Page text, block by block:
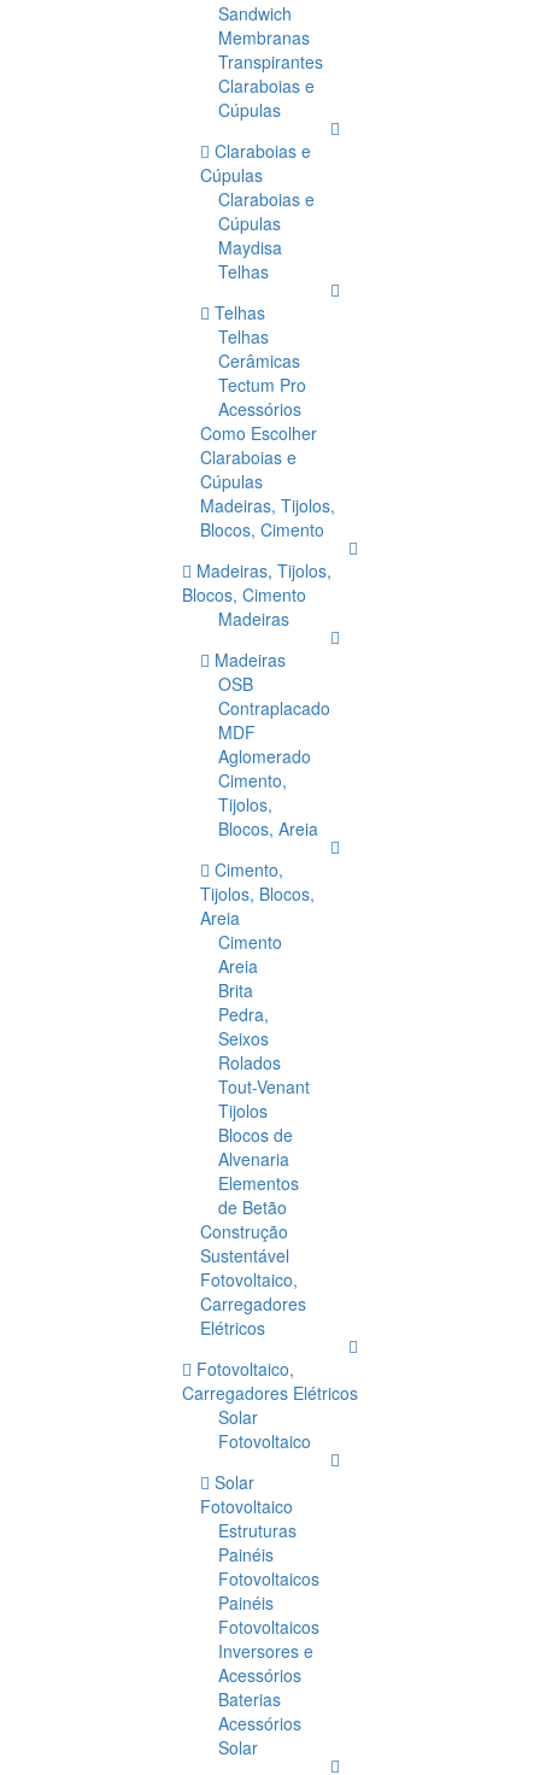
Sandwich
Membranas
Transpirantes
Claraboias e
Cúpulas
Claraboias e
Cúpulas
Claraboias e
Cúpulas
Maydisa
Telhas
Telhas
Telhas
Cerâmicas
Tectum Pro
Acessórios
Como Escolher
Claraboias e
Cúpulas
Madeiras, Tijolos,
Blocos, Cimento
Madeiras, Tijolos,
Blocos, Cimento
Madeiras
Madeiras
OSB
Contraplacado
MDF
Aglomerado
Cimento,
Tijolos,
Blocos, Areia
Cimento,
Tijolos, Blocos,
Areia
Cimento
Areia
Brita
Pedra,
Seixos
Rolados
Tout-Venant
Tijolos
Blocos de
Alvenaria
Elementos
de Betão
Construção
Sustentável
Fotovoltaico,
Carregadores
Elétricos
Fotovoltaico,
Carregadores Elétricos
Solar
Fotovoltaico
Solar
Fotovoltaico
Estruturas
Painéis
Fotovoltaicos
Painéis
Fotovoltaicos
Inversores e
Acessórios
Baterias
Acessórios
Solar